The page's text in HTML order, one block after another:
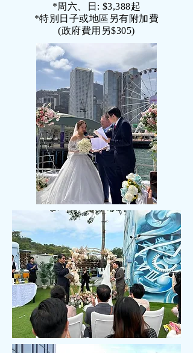
*周六、日: $3,388起
*特別日子或地區另有附加費
(政府費用另$305)